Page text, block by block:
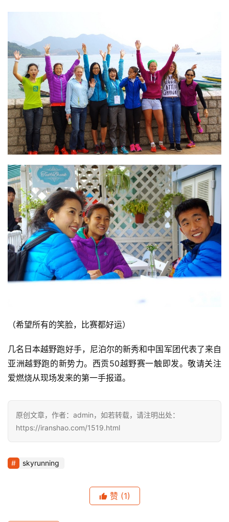
（希望所有的笑脸，比赛都好运）
几名日本越野跑好手，尼泊尔的新秀和中国军团代表了来自
亚洲越野跑的新势力。西贡50越野赛一触即发。敬请关注
爱燃烧从现场发来的第一手报道。
原创文章，作者：admin，如若转载，请注明出处：
https://iranshao.com/1519.html
skyrunning
赞 (1)